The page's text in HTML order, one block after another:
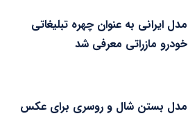
مدل ایرانی به عنوان چهره تبلیغاتی
خودرو مازراتی معرفی شد
مدل بستن شال و روسری برای عکس